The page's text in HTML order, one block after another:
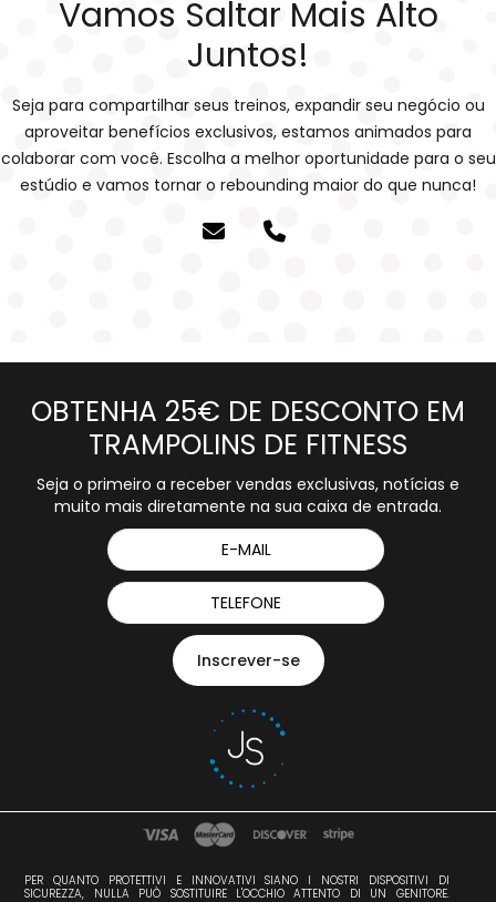
Vamos Saltar Mais Alto
Juntos!
Seja para compartilhar seus treinos, expandir seu negócio ou
aproveitar benefícios exclusivos, estamos animados para
colaborar com você. Escolha a melhor oportunidade para o seu
estúdio e vamos tornar o rebounding maior do que nunca!
 
OBTENHA 25€ DE DESCONTO EM
TRAMPOLINS DE FITNESS
Seja o primeiro a receber vendas exclusivas, notícias e
muito mais diretamente na sua caixa de entrada.
PER QUANTO PROTETTIVI E INNOVATIVI SIANO I NOSTRI DISPOSITIVI DI
SICUREZZA, NULLA PUÒ SOSTITUIRE L'OCCHIO ATTENTO DI UN GENITORE.